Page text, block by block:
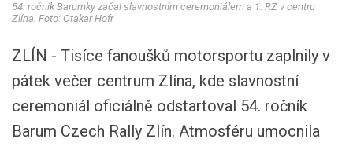
54. ročník Barumky začal slavnostním ceremoniálem a 1. RZ v centru
Zlína. Foto: Otakar Hofr
ZLÍN - Tisíce fanoušků motorsportu zaplnily v
pátek večer centrum Zlína, kde slavnostní
ceremoniál oficiálně odstartoval 54. ročník
Barum Czech Rally Zlín. Atmosféru umocnila